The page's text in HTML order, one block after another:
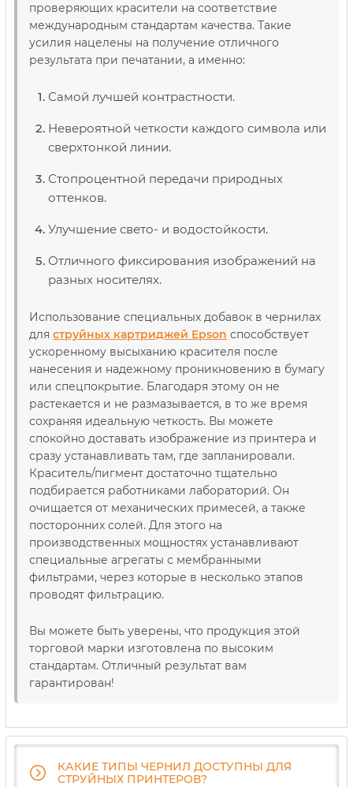
проверяющих красители на соответствие
международным стандартам качества. Такие
усилия нацелены на получение отличного
результата при печатании, а именно:
Самой лучшей контрастности.
Невероятной четкости каждого символа или
сверхтонкой линии.
Стопроцентной передачи природных
оттенков.
Улучшение свето- и водостойкости.
Отличного фиксирования изображений на
разных носителях.
Использование специальных добавок в чернилах
для струйных картриджей Epson способствует
ускоренному высыханию красителя после
нанесения и надежному проникновению в бумагу
или спецпокрытие. Благодаря этому он не
растекается и не размазывается, в то же время
сохраняя идеальную четкость. Вы можете
спокойно доставать изображение из принтера и
сразу устанавливать там, где запланировали.
Краситель/пигмент достаточно тщательно
подбирается работниками лабораторий. Он
очищается от механических примесей, а также
посторонних солей. Для этого на
производственных мощностях устанавливают
специальные агрегаты с мембранными
фильтрами, через которые в несколько этапов
проводят фильтрацию.
Вы можете быть уверены, что продукция этой
торговой марки изготовлена ​​по высоким
стандартам. Отличный результат вам
гарантирован!
КАКИЕ ТИПЫ ЧЕРНИЛ ДОСТУПНЫ ДЛЯ
СТРУЙНЫХ ПРИНТЕРОВ?